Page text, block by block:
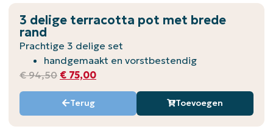
3 delige terracotta pot met brede
rand
Prachtige 3 delige set
handgemaakt en vorstbestendig
€94,50 € 75,00
Terug Toevoegen